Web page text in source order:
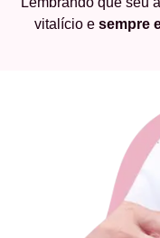
vitalício e sempre